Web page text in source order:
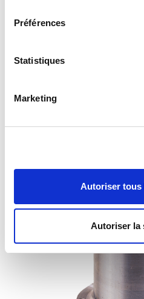
Préférences
Statistiques
Marketing
Autoriser tous
Autoriser la
Mamelon JPC plombable